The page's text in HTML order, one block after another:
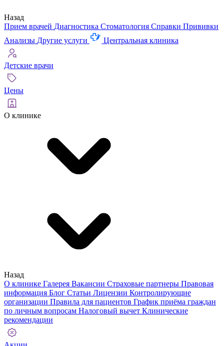
Назад
Прием врачей Диагностика Стоматология Справки Прививки
Анализы Другие услуги Центральная клиника
Детские врачи
Цены
О клинике
Назад
О клинике Галерея Вакансии Страховые партнеры Правовая
информация Блог Статьи Лицензии Контролирующие
организации Правила для пациентов График приёма граждан
по личным вопросам Налоговый вычет Клинические
рекомендации